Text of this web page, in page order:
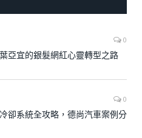
0
亞宜的銀髮網紅心靈轉型之路
0
卻系統全攻略，德尚汽車案例分